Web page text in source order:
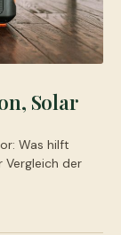
Solar
Was hilft
Vergleich der